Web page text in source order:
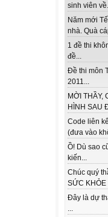
sinh viên
Năm mới
nhà. Quà
1 đề thi
đề...
Đề thi môn
2011...
MỜI THẦY,
HÌNH SAU
Code liên
(đưa vào
Ồ! Dù sao
kiến...
Chúc quý
SỨC KHỎE
Đây là dự
...